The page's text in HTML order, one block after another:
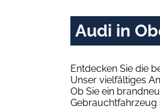
Audi in
Entdecken Sie die
Unser vielfältiges
Ob Sie ein
Gebrauchtfahrzeug